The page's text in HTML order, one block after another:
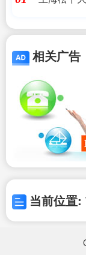
海松下中
相关广告
当前位置